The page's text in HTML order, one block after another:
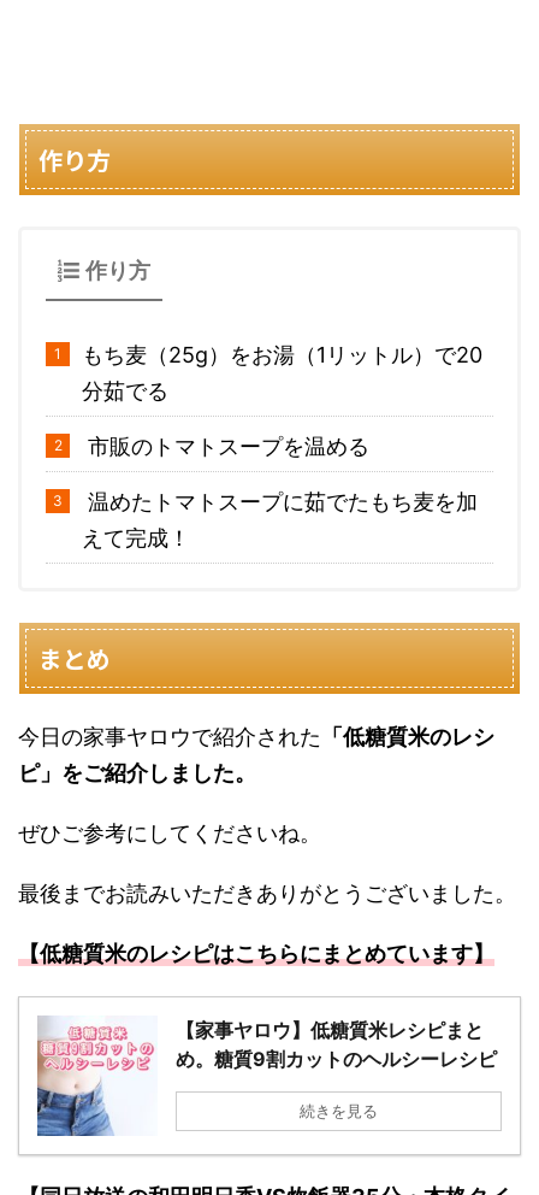
作り方
作り方
もち麦（25g）をお湯（1リットル）で20
分茹でる
市販のトマトスープを温める
温めたトマトスープに茹でたもち麦を加
えて完成！
まとめ
今日の家事ヤロウで紹介された 「低糖質米のレシ
ピ」をご紹介しました。
ぜひご参考にしてくださいね。
最後までお読みいただきありがとうございました。
【低糖質米のレシピはこちらにまとめています】
【家事ヤロウ】低糖質米レシピまと
め。糖質9割カットのヘルシーレシピ
続きを見る